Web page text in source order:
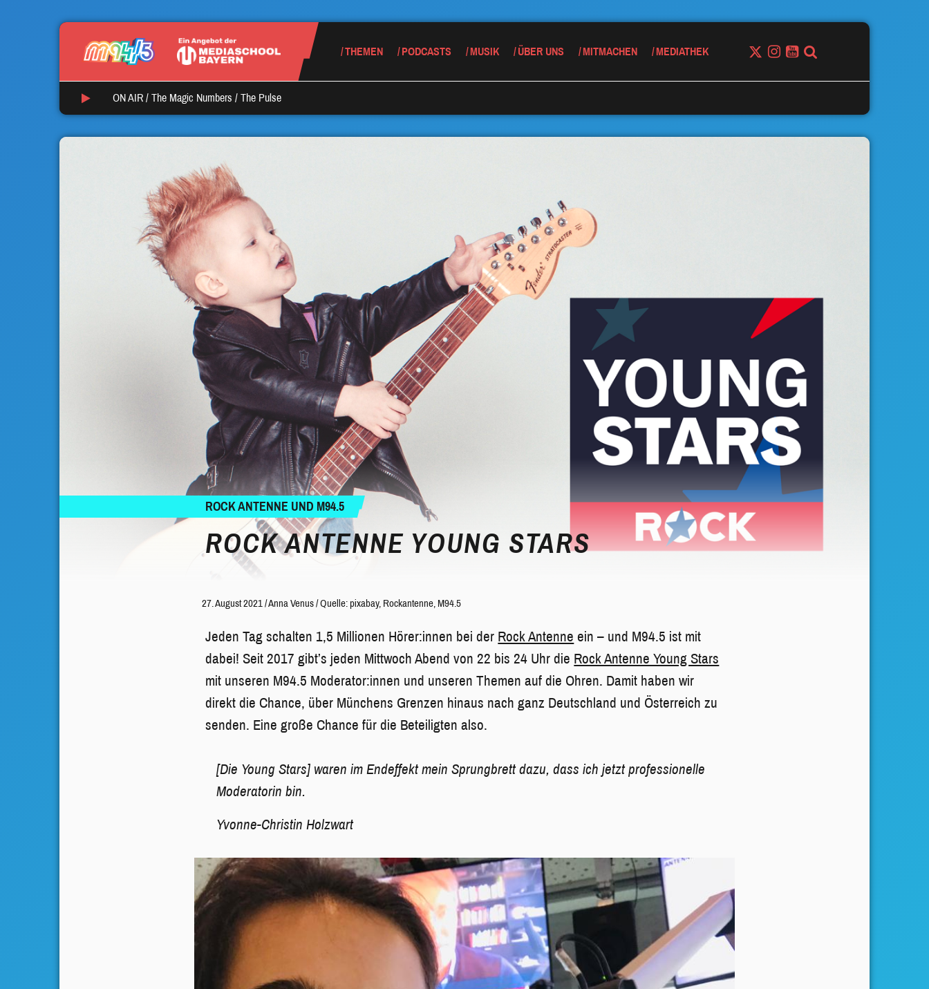
THEMEN PODCASTS MUSIK ÜBER UNS MITMACHEN MEDIATHEK
ON AIR / The Magic Numbers / The Pulse
ROCK ANTENNE UND M94.5
ROCK ANTENNE YOUNG STARS
27. August 2021/Anna Venus/Quelle: pixabay, Rockantenne, M94.5
Jeden Tag schalten 1,5 Millionen Hörer:innen bei der Rock Antenne ein – und M94.5 ist mit
dabei! Seit 2017 gibt’s jeden Mittwoch Abend von 22 bis 24 Uhr die Rock Antenne Young Stars
mit unseren M94.5 Moderator:innen und unseren Themen auf die Ohren. Damit haben wir
direkt die Chance, über Münchens Grenzen hinaus nach ganz Deutschland und Österreich zu
senden. Eine große Chance für die Beteiligten also.
[Die Young Stars] waren im Endeffekt mein Sprungbrett dazu, dass ich jetzt professionelle
Moderatorin bin.
Yvonne-Christin Holzwart